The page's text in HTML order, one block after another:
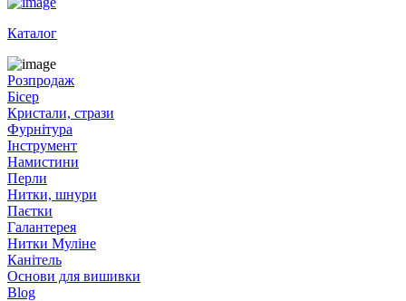
Каталог
Розпродаж
Бісер
Кристали, стрази
Фурнітура
Інструмент
Намистини
Перли
Нитки, шнури
Паєтки
Галантерея
Нитки Муліне
Канітель
Основи для вишивки
Blog